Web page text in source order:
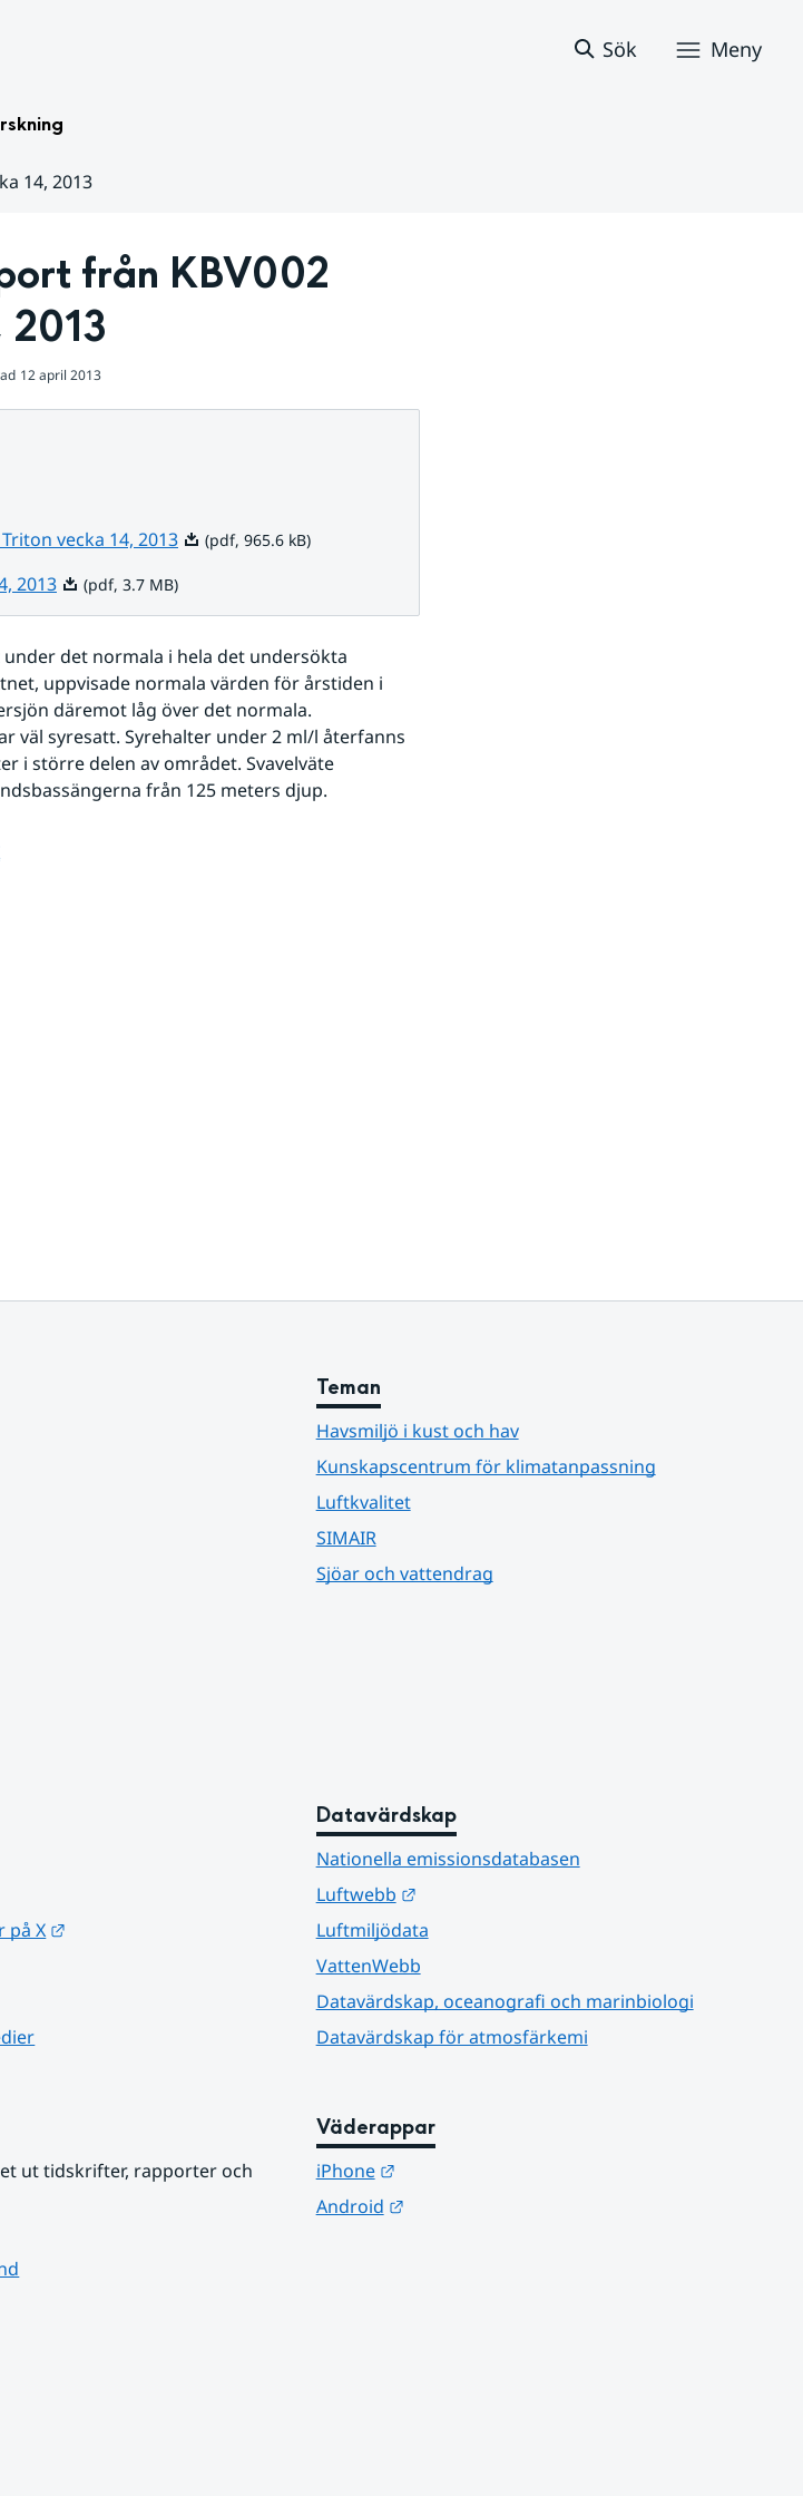
Sök Meny
14, 2013
från KBV002
2013
12 april 2013
vecka 14, 2013Pdf, 965.6 kB.
(pdf, 965.6 kB)
2013Pdf, 3.7 MB.
(pdf, 3.7 MB)
det normala i hela det undersökta
uppvisade normala värden för årstiden i
däremot låg över det normala.
väl syresatt. Syrehalter under 2 ml/l återfanns
i större delen av området. Svavelväte
från 125 meters djup.
sidan på
Teman
Havsmiljö i kust och hav
Kunskapscentrum för klimatanpassning
Luftkvalitet
SIMAIR
Sjöar och vattendrag
på X
Datavärdskap
Nationella emissionsdatabasen
Luftwebb
Länk till annan webbplats.
Luftmiljödata
VattenWebb
Datavärdskap, oceanografi och marinbiologi
Datavärdskap för atmosfärkemi
ut tidskrifter, rapporter och
Väderappar
iPhone
Länk till annan webbplats.
Android
Länk till annan webbplats.